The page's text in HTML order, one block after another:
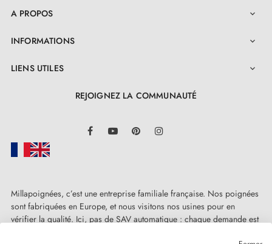
A PROPOS 
INFORMATIONS 
LIENS UTILES 
REJOIGNEZ LA COMMUNAUTÉ
FacebookYouTube Pinterest
Millapoignées, c’est une entreprise familiale française. Nos poignées
sont fabriquées en Europe, et nous visitons nos usines pour en
vérifier la qualité. Ici, pas de SAV automatique : chaque demande est